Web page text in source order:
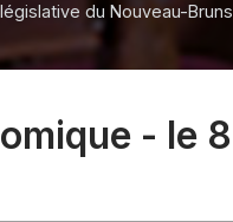
du Nouveau-
- le